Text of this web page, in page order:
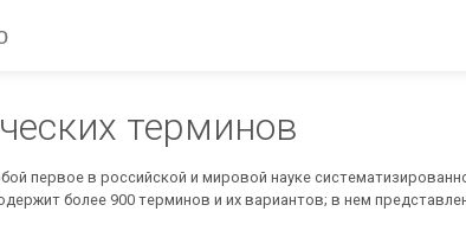
терминов
первое в российской и мировой науке
более 900 терминов и их вариантов; в нем